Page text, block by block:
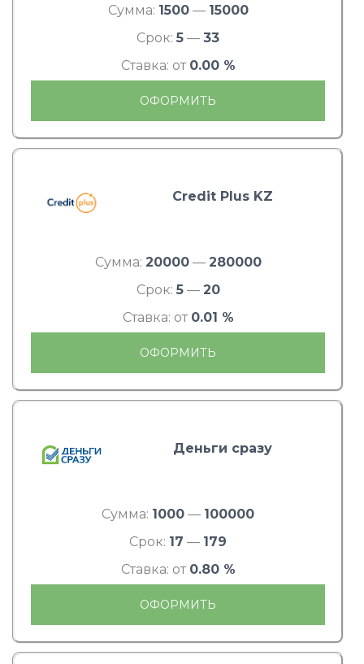
Сумма: 1500— 15000
Срок: 5 — 33
Ставка: от 0.00 %
ОФОРМИТЬ
Credit Plus KZ
Сумма: 20000— 280000
Срок: 5— 20
Ставка: от 0.01 %
ОФОРМИТЬ
Деньги сразу
Сумма: 1000 — 100000
Срок: 17 — 179
Ставка: от 0.80 %
ОФОРМИТЬ